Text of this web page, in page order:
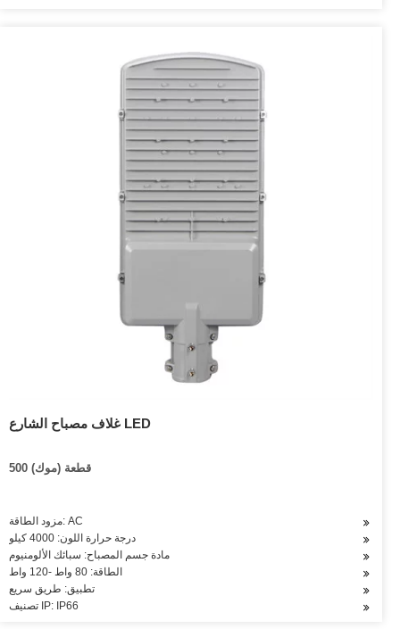
غلاف مصباح الشارع LED
500 قطعة (موك)
مزود الطاقة: AC
درجة حرارة اللون: 4000 كيلو
مادة جسم المصباح: سبائك الألومنيوم
الطاقة: 80 واط -120 واط
تطبيق: طريق سريع
تصنيف IP: IP66